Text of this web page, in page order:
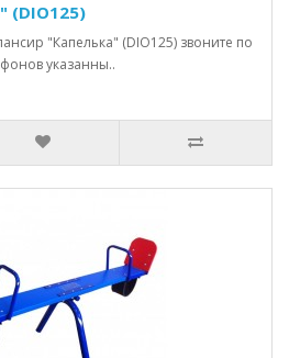
(DIO125)
"Капелька" (DIO125) звоните по
указанны..